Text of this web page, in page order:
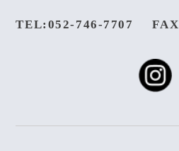
TEL:052-746-7707